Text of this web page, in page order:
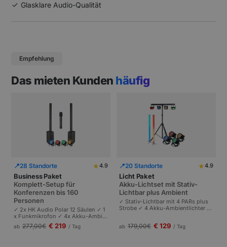
Glasklare Audio-Qualität
Empfehlung
Das mieten Kunden häufig
📍28 Standorte ★4.9
Business Paket
Komplett-Setup für
Konferenzen bis 160
Personen
✓ 2x HK Audio Polar 12 Säulen ✓ 1
x Funkmikrofon ✓ 4x Akku-Ambie
ntlichter | Komplettes Setup für Ta
gungen und Pressekonferenzen |
ab 277,00€ € 219 / Tag
📍20 Standorte ★4.9
Licht Paket
Akku-Lichtset mit Stativ-
Lichtbar plus Ambient
✓ Stativ-Lichtbar mit 4 PARs plus
Strobe ✓ 4 Akku-Ambientlichter ✓
ersonen.
ab 179,00€ € 129 / Tag